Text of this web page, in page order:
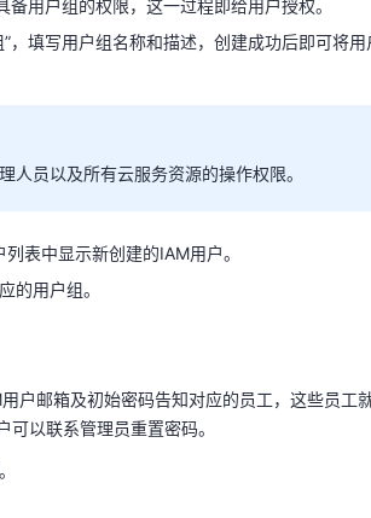
表中显示新创建的IAM用户。
可以联系管理员重置密码。
至授权区域“华东1”，验证权限情况。
负载均衡，可以进入这些服务的主页面并进行
无法进入虚拟私有云的服务主页面，表示权限
用户组的权限，这一过程即给用户授权。
，填写用户组名称和描述，创建成功后即可将
人员以及所有云服务资源的操作权限。
表中显示新创建的IAM用户。
的用户组。
户邮箱及初始密码告知对应的员工，这些员工
以联系管理员重置密码。